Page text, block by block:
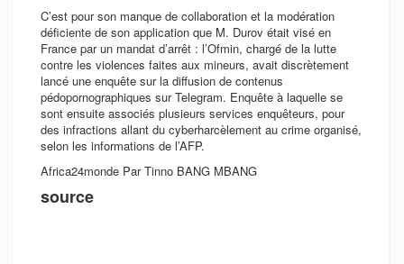
C’est pour son manque de collaboration et la modération
déficiente de son application que M. Durov était visé en
France par un mandat d’arrêt : l’Ofmin, chargé de la lutte
contre les violences faites aux mineurs, avait discrètement
lancé une enquête sur la diffusion de contenus
pédopornographiques sur Telegram. Enquête à laquelle se
sont ensuite associés plusieurs services enquêteurs, pour
des infractions allant du cyberharcèlement au crime organisé,
selon les informations de l’AFP.
Africa24monde Par Tinno BANG MBANG
source